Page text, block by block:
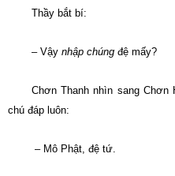
Thầy bắt bí:
– Vậy nhập chúng đệ mấy?
Chơn Thanh nhìn sang
chú đáp luôn:
– Mô Phật, đệ tứ.